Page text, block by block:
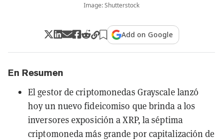
Image: Shutterstock
Add on Google
En Resumen
El gestor de criptomonedas Grayscale lanzó
hoy un nuevo fideicomiso que brinda a los
inversores exposición a XRP, la séptima
criptomoneda más grande por capitalización de